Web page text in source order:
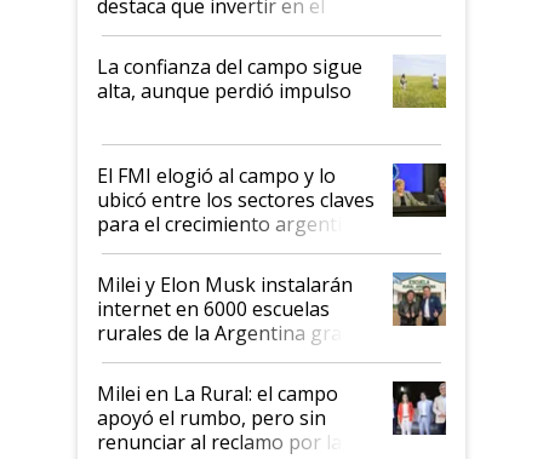
destaca que invertir en el
kirchnerismo era como "darle
plata a un hijo para droga":
Juan Félix Rossetti, el libertario
que de una dura crisis salió
de Milei
La confianza del campo sigue
alta, aunque perdió impulso
El FMI elogió al campo y lo
ubicó entre los sectores claves
para el crecimiento argentino
Milei y Elon Musk instalarán
internet en 6000 escuelas
rurales de la Argentina gracias
a un acuerdo con Starlink
Milei en La Rural: el campo
apoyó el rumbo, pero sin
renunciar al reclamo por las